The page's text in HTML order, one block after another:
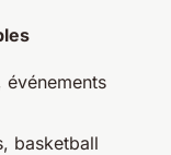
événements
basketball